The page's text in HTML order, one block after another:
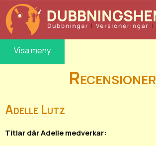
Visa meny
Recensioner
Adelle Lutz
Titlar där Adelle medverkar: